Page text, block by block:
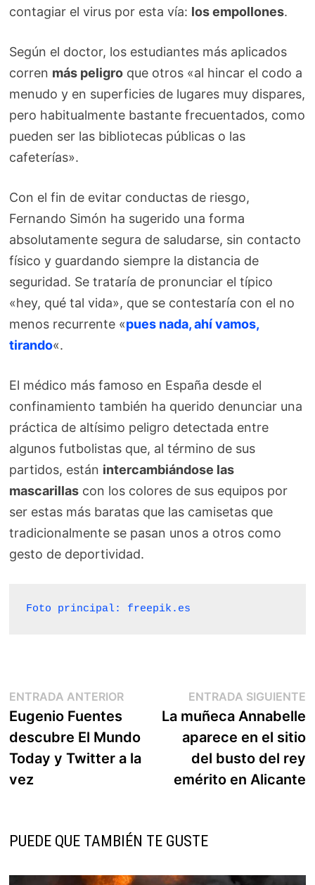
contagiar el virus por esta vía: los empollones.
Según el doctor, los estudiantes más aplicados
corren más peligro que otros «al hincar el codo a
menudo y en superficies de lugares muy dispares,
pero habitualmente bastante frecuentados, como
pueden ser las bibliotecas públicas o las
cafeterías».
Con el fin de evitar conductas de riesgo,
Fernando Simón ha sugerido una forma
absolutamente segura de saludarse, sin contacto
físico y guardando siempre la distancia de
seguridad. Se trataría de pronunciar el típico
«hey, qué tal vida», que se contestaría con el no
menos recurrente «pues nada, ahí vamos,
tirando«.
El médico más famoso en España desde el
confinamiento también ha querido denunciar una
práctica de altísimo peligro detectada entre
algunos futbolistas que, al término de sus
partidos, están intercambiándose las
mascarillas con los colores de sus equipos por
ser estas más baratas que las camisetas que
tradicionalmente se pasan unos a otros como
gesto de deportividad.
Foto principal: freepik.es
Navegación
de
entradas
ENTRADA ANTERIOREntrada
anterior:
Eugenio Fuentes
descubre El Mundo
Today y Twitter a la
vez
ENTRADA SIGUIENTE
La muñeca Annabelle
aparece en el sitio
del busto del rey
emérito en Alicante
PUEDE QUE TAMBIÉN TE GUSTE